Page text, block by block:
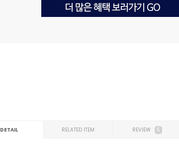
DETAIL RELATED ITEM REVIEW 5